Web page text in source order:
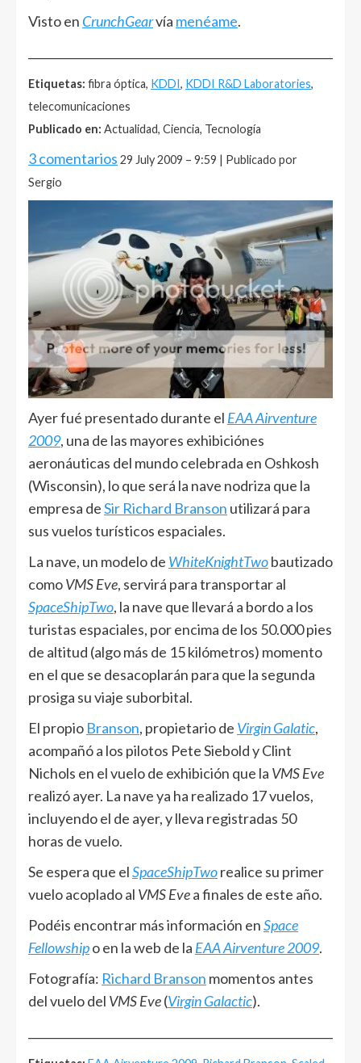
Visto en CrunchGearvía menéame.
Etiquetas: fibra óptica, KDDI, KDDI R&D Laboratories,
telecomunicaciones
Publicado en: Actualidad, Ciencia, Tecnología
3 comentarios 29 July 2009 – 9:59 | Publicado por
Sergio
Ayer fué presentado durante el EAA Airventure
2009, una de las mayores exhibiciónes
aeronáuticas del mundo celebrada en Oshkosh
(Wisconsin), lo que será la nave nodriza que la
empresa deSir Richard Branson utilizará para
sus vuelos turísticos espaciales.
La nave, un modelo de WhiteKnightTwobautizado
comoVMS Eve, servirá para transportar al
SpaceShipTwo, la nave que llevará a bordo a los
turistas espaciales, por encima de los 50.000 pies
de altitud (algo más de 15 kilómetros) momento
en el que se desacoplarán para que la segunda
prosiga su viaje suborbital.
El propio Branson, propietario de Virgin Galatic,
acompañó a los pilotos Pete Siebold y Clint
Nichols en el vuelo de exhibición que la VMS Eve
realizó ayer. La nave ya ha realizado 17 vuelos,
incluyendo el de ayer, y lleva registradas 50
horas de vuelo.
Se espera que elSpaceShipTworealice su primer
vuelo acoplado al VMS Evea finales de este año.
Podéis encontrar más información enSpace
Fellowshipo en la web de la EAA Airventure 2009.
Fotografía: Richard Branson momentos antes
del vuelo del VMS Eve(Virgin Galactic).